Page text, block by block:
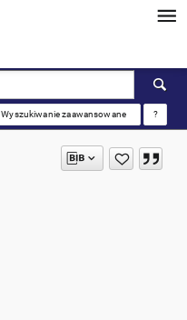
Wyszukiwanie zaawansowane ?